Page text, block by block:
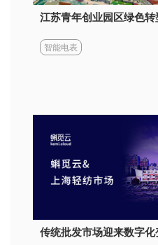
江苏青年创业园区绿色转
智能电表